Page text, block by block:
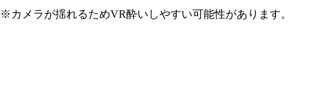
※カメラが揺れるためVR酔いしやすい可能性があります。